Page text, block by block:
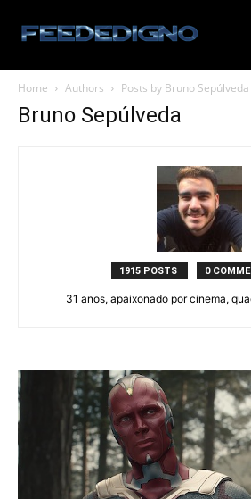
Home Authors Posts by Bruno Sepúlveda
Bruno Sepúlveda
1915 POSTS 0
31 anos, apaixonado por cinema,